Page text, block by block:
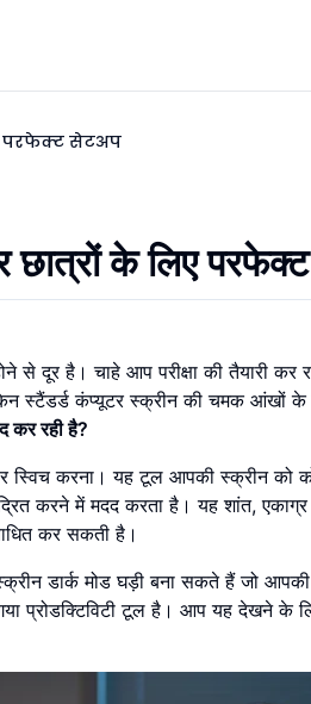
परफेक्ट सेटअप
छात्रों के लिए
दूर है। चाहे आप परीक्षा की तैयारी कर
स्टैंडर्ड कंप्यूटर स्क्रीन की चमक आंखों
कर रही है?
स्विच करना। यह टूल आपकी स्क्रीन को
करने में मदद करता है। यह शांत,
कर सकती है।
डार्क मोड घड़ी बना सकते हैं जो
प्रोडक्टिविटी टूल है। आप यह देखने के